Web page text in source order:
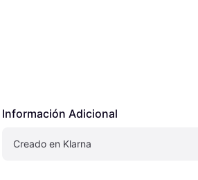
Información Adicional
Creado en Klarna